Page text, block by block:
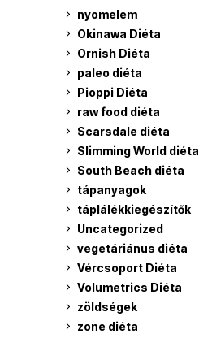
nyomelem
Okinawa Diéta
Ornish Diéta
paleo diéta
Pioppi Diéta
raw food diéta
Scarsdale diéta
Slimming World diéta
South Beach diéta
tápanyagok
táplálékkiegészítők
Uncategorized
vegetáriánus diéta
Vércsoport Diéta
Volumetrics Diéta
zöldségek
zone diéta